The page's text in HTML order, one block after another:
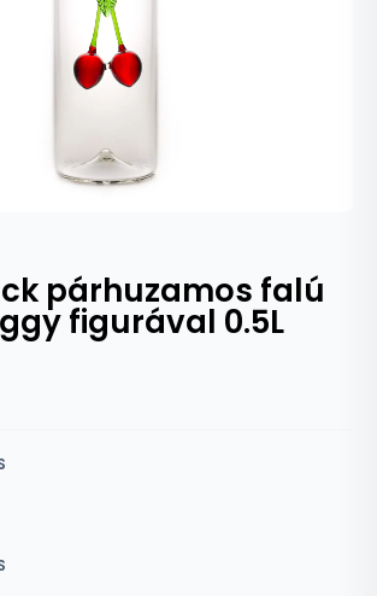
párhuzamos falú
figurával 0.5L